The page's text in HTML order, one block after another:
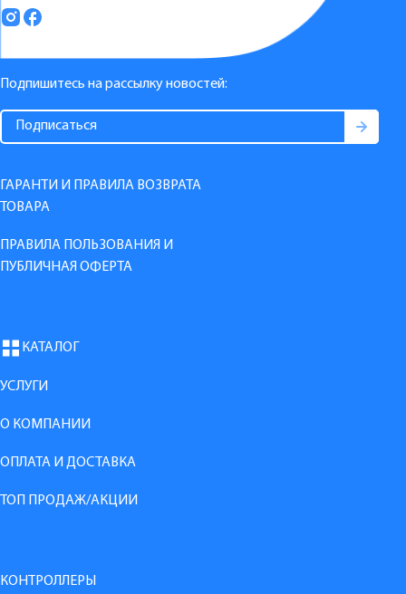
Подпишитесь на рассылку новостей:
ГАРАНТИ И ПРАВИЛА ВОЗВРАТА
ТОВАРА
ПРАВИЛА ПОЛЬЗОВАНИЯ И
ПУБЛИЧНАЯ ОФЕРТА
КАТАЛОГ
УСЛУГИ
О КОМПАНИИ
ОПЛАТА И ДОСТАВКА
ТОП ПРОДАЖ/АКЦИИ
КОНТРОЛЛЕРЫ